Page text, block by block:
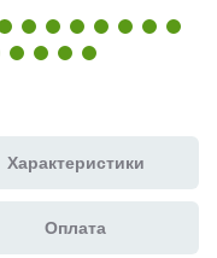
Характеристики
Оплата